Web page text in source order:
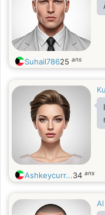
Suhail78625 ans
Ashkeycurr...34 ans